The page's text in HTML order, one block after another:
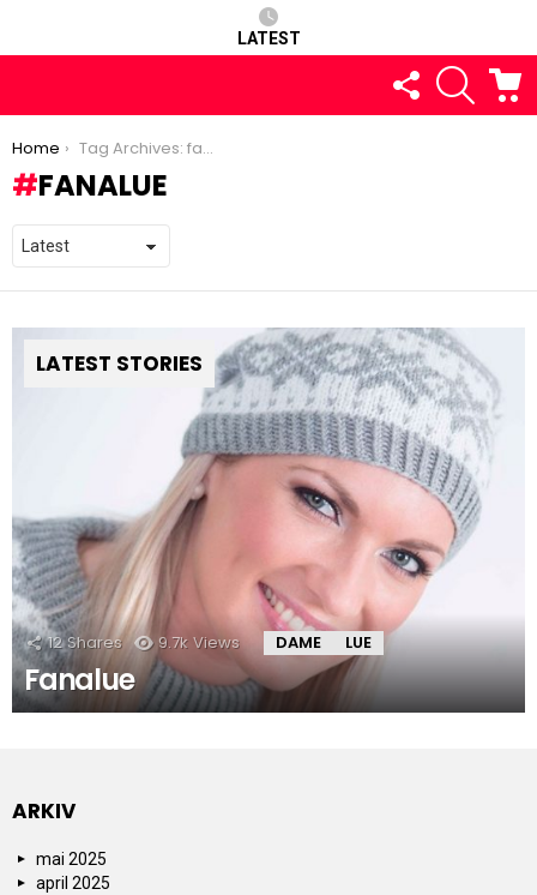
LATEST
FOLLOW
US
SEARCH
You are here:
Home Tag Archives: fanalue
FANALUE
LATEST STORIES
12 Shares 9.7k Views DAME LUE
Fanalue
ARKIV
mai 2025
april 2025